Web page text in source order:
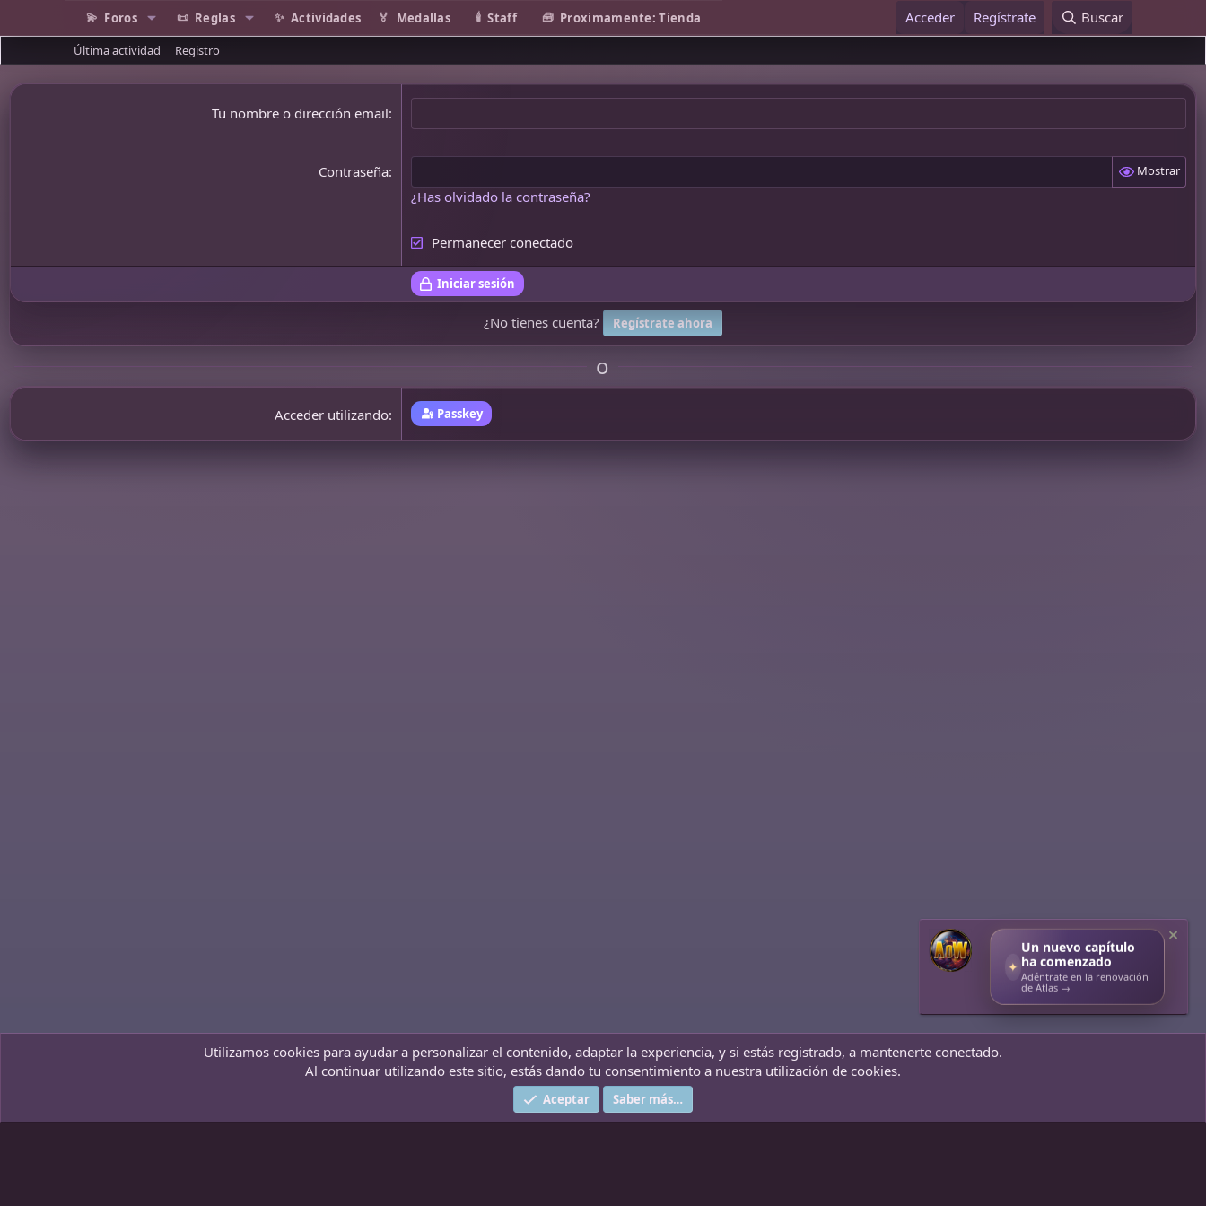
Foros Reglas Actividades Medallas Staff Proximamente: Tienda Acceder Regístrate Buscar
Última actividad Registro
Tu nombre o dirección email
Contraseña Mostrar
¿Has olvidado la contraseña?
Permanecer conectado
Iniciar sesión
¿No tienes cuenta? Regístrate ahora
o
Acceder utilizando Passkey
Español (ES) Contáctanos Términos y reglas Política de privacidad
Community platform by XenForo
© 2010-2024 XenForo Ltd.
| Add-ons by ThemeHouse
✦
Un nuevo capítulo
ha comenzado
Adéntrate en la renovación
de Atlas →
Utilizamos cookies para ayudar a personalizar el contenido, adaptar la experiencia, y si estás registrado, a mantenerte conectado.
Al continuar utilizando este sitio, estás dando tu consentimiento a nuestra utilización de cookies.
Aceptar Saber más…